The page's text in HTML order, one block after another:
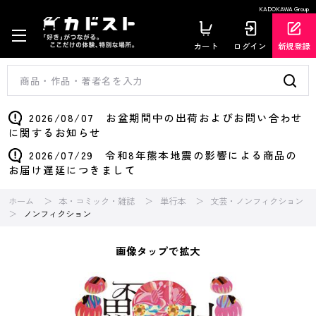
KADOKAWA Group
カート ログイン 新規登録
2026/08/07 お盆期間中の出荷およびお問い合わせ
に関するお知らせ
2026/07/29 令和8年熊本地震の影響による商品の
お届け遅延につきまして
ホーム 本・コミック・雑誌 単行本
文芸・ノンフィクション
ノンフィクション
画像タップで拡大